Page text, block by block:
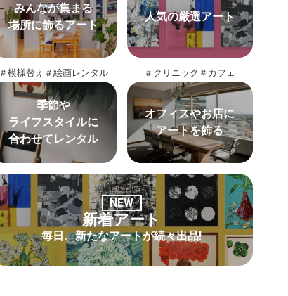
みんなが集まる
場所に飾るアート
人気の厳選アート
＃模様替え ＃絵画レンタル
季節や
ライフスタイルに
合わせてレンタル
＃クリニック ＃カフェ
オフィスやお店に
アートを飾る
NEW
新着アート
毎日、新たなアートが続々出品!